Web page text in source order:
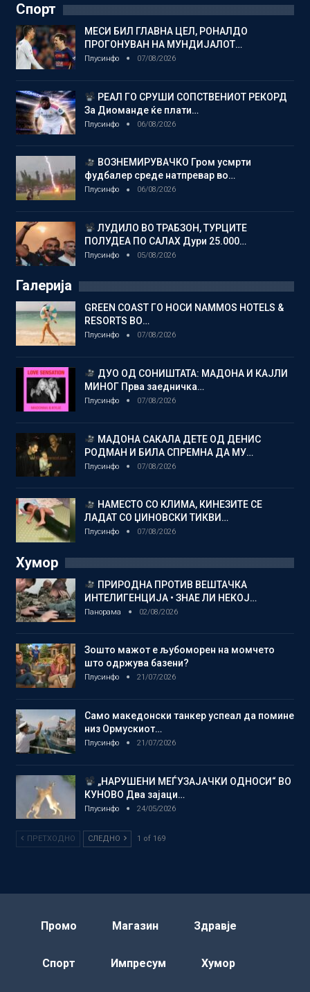
Спорт
МЕСИ БИЛ ГЛАВНА ЦЕЛ, РОНАЛДО
ПРОГОНУВАН НА МУНДИЈАЛОТ…
Плусинфо 07/08/2026
РЕАЛ ГО СРУШИ СОПСТВЕНИОТ РЕКОРД
За Диоманде ќе плати…
Плусинфо 06/08/2026
ВОЗНЕМИРУВАЧКО Гром усмрти
фудбалер среде натпревар во…
Плусинфо 06/08/2026
ЛУДИЛО ВО ТРАБЗОН, ТУРЦИТЕ
ПОЛУДЕА ПО САЛАХ Дури 25.000…
Плусинфо 05/08/2026
Галерија
GREEN COAST ГО НОСИ NAMMOS HOTELS &
RESORTS ВО…
Плусинфо 07/08/2026
ДУО ОД СОНИШТАТА: МАДОНА И КАЈЛИ
МИНОГ Прва заедничка…
Плусинфо 07/08/2026
МАДОНА САКАЛА ДЕТЕ ОД ДЕНИС
РОДМАН И БИЛА СПРЕМНА ДА МУ…
Плусинфо 07/08/2026
НАМЕСТО СО КЛИМА, КИНЕЗИТЕ СЕ
ЛАДАТ СО ЏИНОВСКИ ТИКВИ…
Плусинфо 07/08/2026
Хумор
ПРИРОДНА ПРОТИВ ВЕШТАЧКА
ИНТЕЛИГЕНЦИЈА • ЗНАЕ ЛИ НЕКОЈ…
Панорама 02/08/2026
Зошто мажот е љубоморен на момчето
што одржува базени?
Плусинфо 21/07/2026
Само македонски танкер успеал да помине
низ Ормускиот…
Плусинфо 21/07/2026
„НАРУШЕНИ МЕЃУЗАЈАЧКИ ОДНОСИ“ ВО
КУНОВО Два зајаци…
Плусинфо 24/05/2026
ПРЕТХОДНО СЛЕДНО 1 of 169
Промо Магазин Здравје
Спорт Импресум Хумор